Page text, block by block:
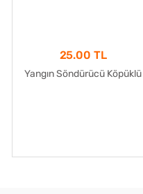
25.00 TL
Yangın Söndürücü Köpüklü